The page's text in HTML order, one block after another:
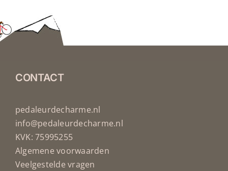
CONTACT
pedaleurdecharme.nl
info@pedaleurdecharme.nl
KVK: 75995255
Algemene voorwaarden
Veelgestelde vragen